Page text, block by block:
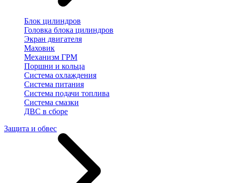
Блок цилиндров
Головка блока цилиндров
Экран двигателя
Маховик
Механизм ГРМ
Поршни и кольца
Система охлаждения
Система питания
Система подачи топлива
Система смазки
ДВС в сборе
Защита и обвес